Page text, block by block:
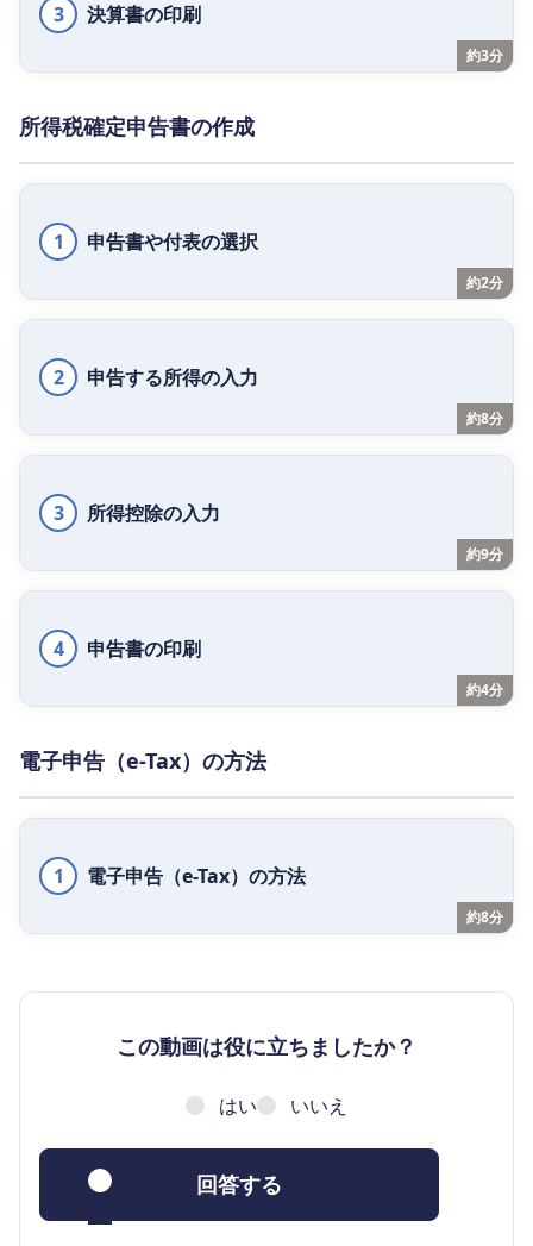
3 決算書の印刷
約3分
所得税確定申告書の作成
1 申告書や付表の選択
約2分
2 申告する所得の入力
約8分
3 所得控除の入力
約9分
4 申告書の印刷
約4分
電子申告（e-Tax）の方法
1 電子申告（e-Tax）の方法
約8分
この動画は役に立ちましたか？
はい いいえ
回答する